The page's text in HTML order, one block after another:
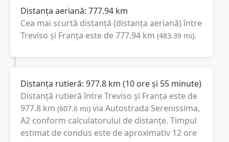
Distanța aeriană: 777.94 km
Cea mai scurtă distanță (distanța aeriană) între
Treviso și Franța este de777.94 km (483.39 mi).
Distanța rutieră: 977.8 km (10 ore și 55 minute)
Distanță rutieră întreTreviso și Franța este de
977.8 km (607.6 mi) via Autostrada Serenissima,
A2 conform calculatorului de distanțe. Timpul
estimat de condus este de aproximativ 12 ore